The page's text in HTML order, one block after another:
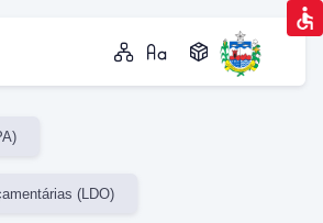
(LDO)